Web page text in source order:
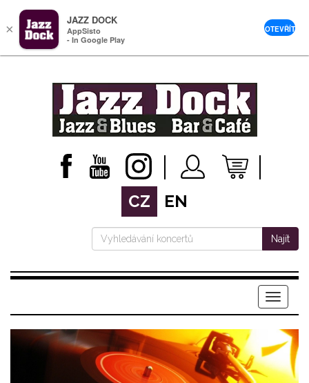
CZ EN
Najít
Menu
×
JAZZ DOCK
AppSisto
- In Google Play
OTEVŘÍT